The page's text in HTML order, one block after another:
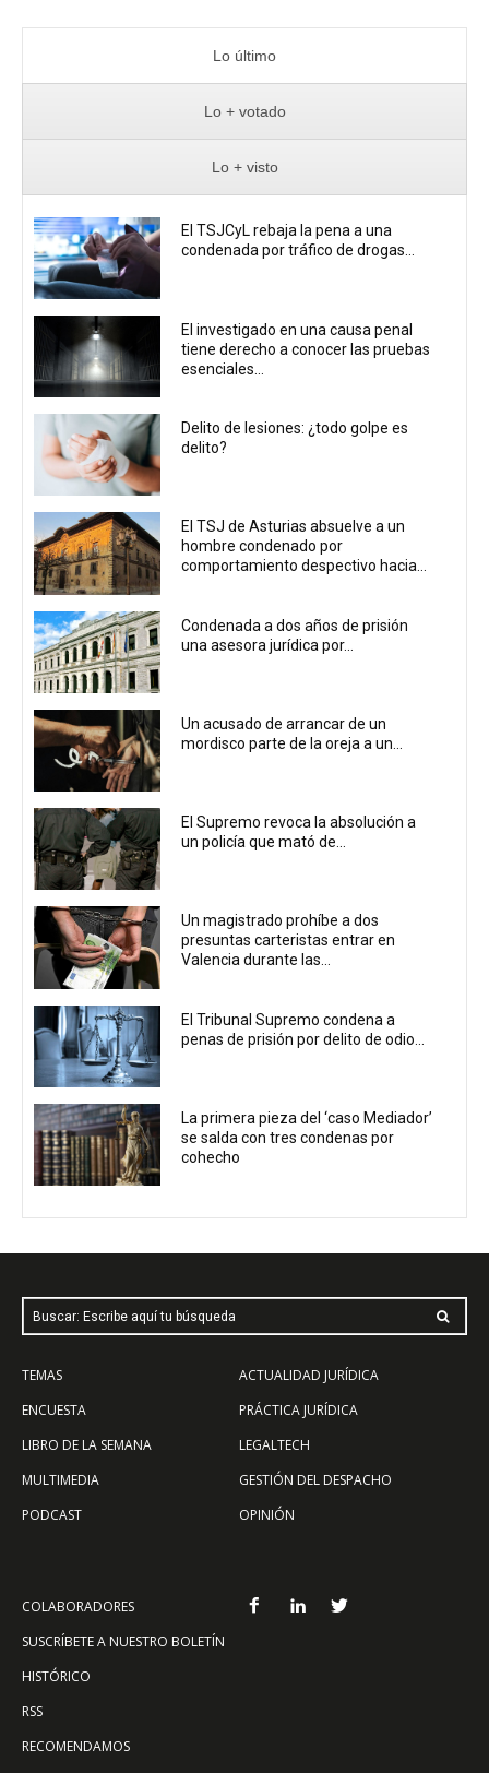
Lo último
Lo + votado
Lo + visto
El TSJCyL rebaja la pena a una
condenada por tráfico de drogas...
El investigado en una causa penal
tiene derecho a conocer las pruebas
esenciales...
Delito de lesiones: ¿todo golpe es
delito?
El TSJ de Asturias absuelve a un
hombre condenado por
comportamiento despectivo hacia...
Condenada a dos años de prisión
una asesora jurídica por...
Un acusado de arrancar de un
mordisco parte de la oreja a un...
El Supremo revoca la absolución a
un policía que mató de...
Un magistrado prohíbe a dos
presuntas carteristas entrar en
Valencia durante las...
El Tribunal Supremo condena a
penas de prisión por delito de odio...
La primera pieza del ‘caso Mediador’
se salda con tres condenas por
cohecho
Buscar: Escribe aquí tu búsqueda
TEMAS
ENCUESTA
LIBRO DE LA SEMANA
MULTIMEDIA
PODCAST
ACTUALIDAD JURÍDICA
PRÁCTICA JURÍDICA
LEGALTECH
GESTIÓN DEL DESPACHO
OPINIÓN
COLABORADORES
SUSCRÍBETE A NUESTRO BOLETÍN
HISTÓRICO
RSS
RECOMENDAMOS